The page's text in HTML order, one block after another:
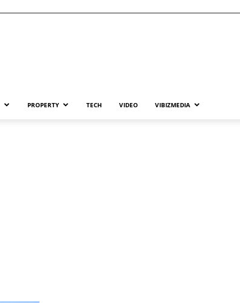
PROPERTY TECH VIDEO VIBIZMEDIA